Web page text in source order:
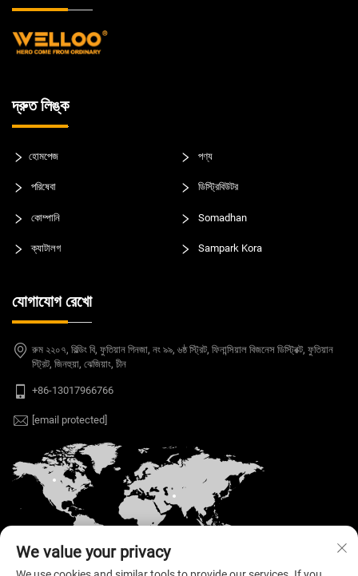
দ্রুত লিঙ্ক
হোমপেজ পণ্য
পরিষেবা ডিস্ট্রিবিউটর
কোম্পানি Somadhan
ক্যাটালগ Sampark Kora
যোগাযোগ রেখো
রুম ২২০৭, বিল্ডিং বি, ফুতিয়ান গিনজা, নং ৯৯, ৬ষ্ঠ স্ট্রিট, ফিনান্সিয়াল বিজনেস ডিস্ট্রিক্ট, ফুতিয়ান
স্ট্রিট, জিনহুয়া, ঝেজিয়াং, চীন
+86-13017966766
[email protected]
We value your privacy